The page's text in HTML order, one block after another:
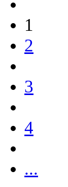
1
2
3
4
...